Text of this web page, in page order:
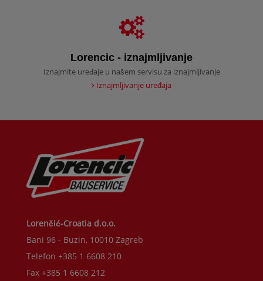
Lorencic - iznajmljivanje
Iznajmite uređaje u našem servisu za iznajmljivanje
Iznajmljivanje uređaja
Lorenčić-Croatia d.o.o.
Bani 96 - Buzin, 10010 Zagreb
Telefon +385 1 6608 210
Fax +385 1 6608 212